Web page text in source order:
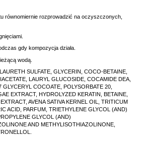
równomiernie rozprowadzić na oczyszczonych,
gdy kompozycja działa.
wodą.
SULFATE, GLYCERIN, COCO-BETAINE,
LAURYL GLUCOSIDE, COCAMIDE DEA,
COCOATE, POLYSORBATE 20,
EXTRACT, HYDROLYZED KERATIN, BETAINE,
AVENA SATIVA KERNEL OIL, TRITICUM
ACID, PARFUM, TRIETHYLENE GLYCOL (AND)
GLYCOL (AND)
AND METHYLISOTHIAZOLINONE,